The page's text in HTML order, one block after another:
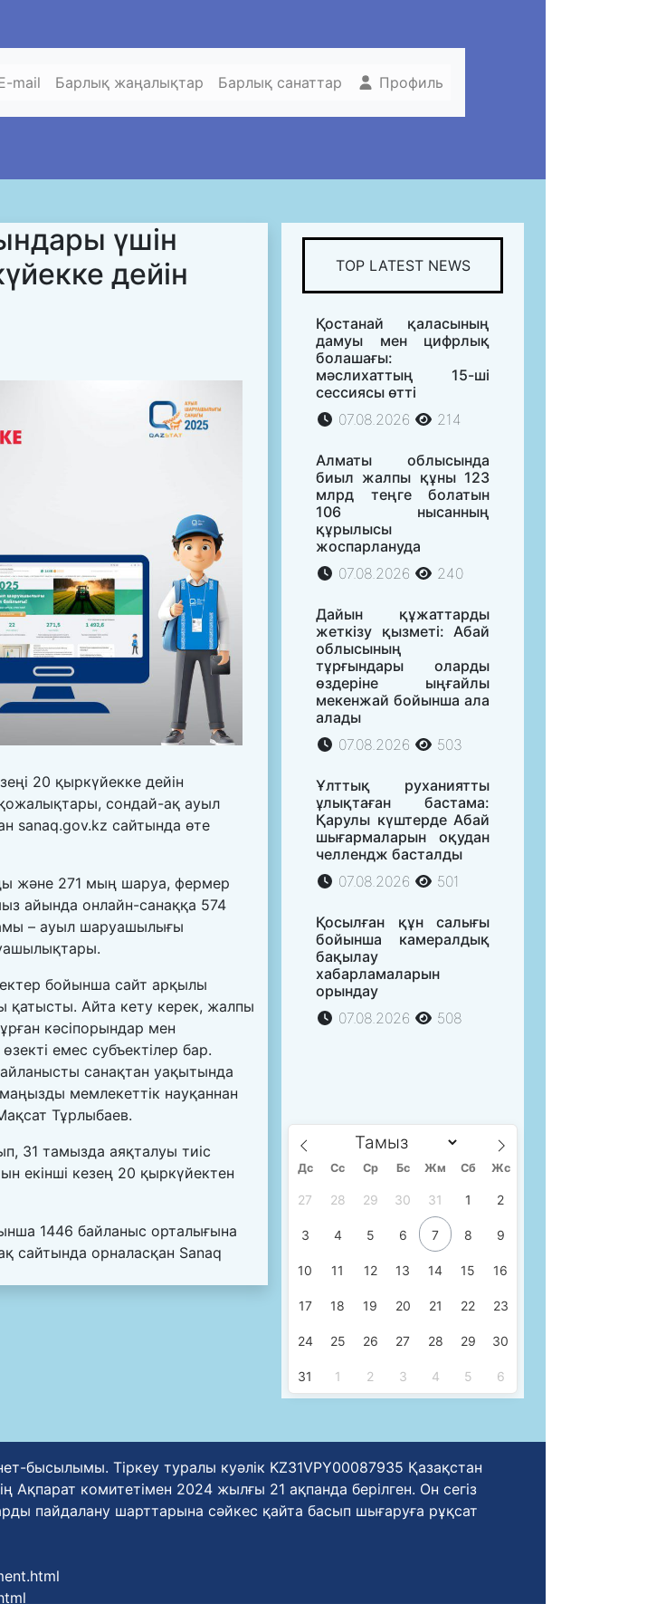
mail Барлық жаңалықтар Барлық санаттар Профиль
үшін
дейін
20 қыркүйекке дейін
сондай-ақ ауыл
sanaq.gov.kz сайтында өте
және 271 мың шаруа, фермер
айында онлайн-санаққа 574
– ауыл шаруашылығы
бойынша сайт арқылы
Айта кету керек, жалпы
кәсіпорындар мен
емес субъектілер бар.
санақтан уақытында
мемлекеттік науқаннан
Тұрлыбаев.
31 тамызда аяқталуы тиіс
екінші кезең 20 қыркүйектен
1446 байланыс орталығына
сайтында орналасқан Sanaq
TOP LATEST NEWS
Қостанай қаласының
дамуы мен цифрлық
болашағы:
мәслихаттың 15-ші
сессиясы өтті
07.08.2026
214
Алматы облысында
биыл жалпы құны 123
млрд теңге болатын
106 нысанның
құрылысы
жоспарлануда
07.08.2026
240
Дайын құжаттарды
жеткізу қызметі: Абай
облысының
тұрғындары оларды
өздеріне ыңғайлы
мекенжай бойынша ала
алады
07.08.2026
503
Ұлттық руханиятты
ұлықтаған бастама:
Қарулы күштерде Абай
шығармаларын оқудан
челлендж басталды
07.08.2026
501
Қосылған құн салығы
бойынша камералдық
бақылау
хабарламаларын
орындау
07.08.2026
508
Дс Сc Ср Бс Жм Сб Жс
27 28 29 30 31 1 2
3 4 5 6 7 8 9
10 11 12 13 14 15 16
17 18 19 20 21 22 23
24 25 26 27 28 29 30
31 1 2 3 4 5 6
бысылымы. Тіркеу туралы куәлік KZ31VPY00087935 Қазақстан
Ақпарат комитетімен 2024 жылғы 21 ақпанда берілген. Он сегіз
пайдалану шарттарына сәйкес қайта басып шығаруға рұқсат